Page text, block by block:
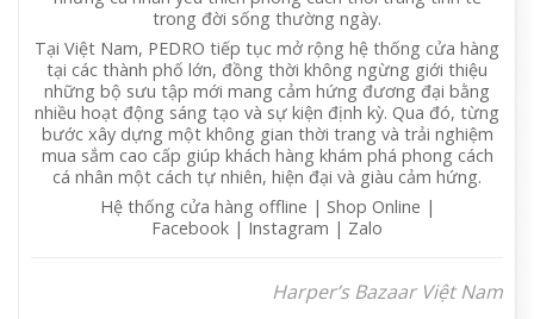
trong đời sống thường ngày.
Tại Việt Nam, PEDRO tiếp tục mở rộng hệ thống cửa hàng
tại các thành phố lớn, đồng thời không ngừng giới thiệu
những bộ sưu tập mới mang cảm hứng đương đại bằng
nhiều hoạt động sáng tạo và sự kiện định kỳ. Qua đó, từng
bước xây dựng một không gian thời trang và trải nghiệm
mua sắm cao cấp giúp khách hàng khám phá phong cách
cá nhân một cách tự nhiên, hiện đại và giàu cảm hứng.
Hệ thống cửa hàng offline | Shop Online |
Facebook | Instagram | Zalo
Harper’s Bazaar Việt Nam